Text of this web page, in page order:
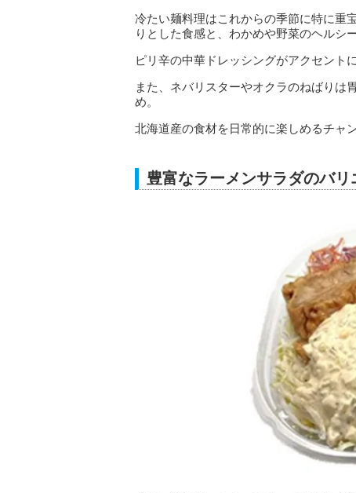
冷たい麺料理はこれからの季節に特に重
りとした食感と、わかめや野菜のヘルシ
ピリ辛の中華ドレッシングがアクセント
また、ネバリスターやオクラのねばりは
め。
北海道産の食材を日常的に楽しめるチャン
豊富なラーメンサラダのバリ